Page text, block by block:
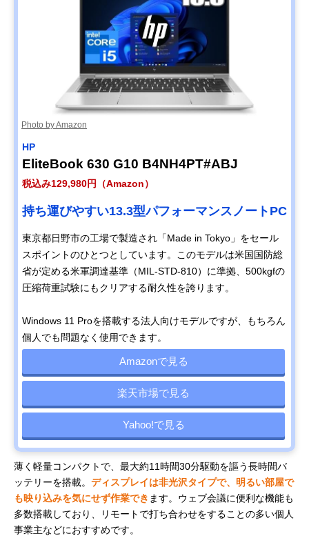
Photo by Amazon
HP
EliteBook 630 G10 B4NH4PT#ABJ
税込み129,980円（Amazon）
持ち運びやすい13.3型パフォーマンスノートPC
東京都日野市の工場で製造され「Made in Tokyo」をセール
スポイントのひとつとしています。このモデルは米国国防総
省が定める米軍調達基準（MIL-STD-810）に準拠、500kgfの
圧縮荷重試験にもクリアする耐久性を誇ります。
Windows 11 Proを搭載する法人向けモデルですが、もちろん
個人でも問題なく使用できます。
Amazonで見る
楽天市場で見る
Yahoo!で見る
薄く軽量コンパクトで、最大約11時間30分駆動を謳う長時間バ
ッテリーを搭載。 ディスプレイは非光沢タイプで、明るい部屋で
も映り込みを気にせず作業でき ます。ウェブ会議に便利な機能も
多数搭載しており、リモートで打ち合わせをすることの多い個人
事業主などにおすすめです。